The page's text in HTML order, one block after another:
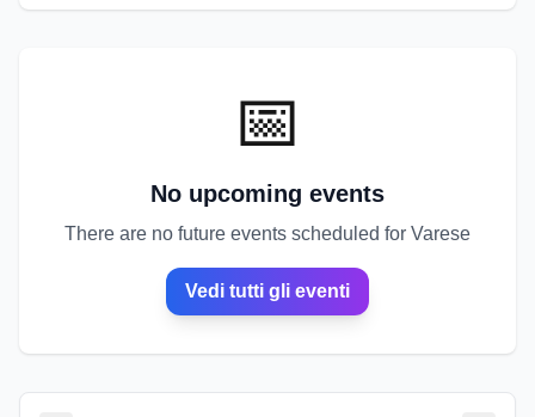
spiritualità, musica e paesaggi rilassanti.
📅
No upcoming events
There are no future events scheduled for Varese
Vedi tutti gli eventi